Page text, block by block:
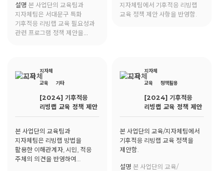
설명 본 사업단의 교육팀과
지자체팀은 서대문구 특화
기후적응 리빙랩 교육 필요성과
관련 프로그램 정책 제안을
지자체팀에서 기후적응 리빙랩
교육 정책 제안 사항을 반영함.
지자체
교육
기타
[2024] 기후적응
리빙랩 교육 정책 제안
본 사업단의 교육팀과
지자체팀은 리빙랩 방법을
활용한 이해관계자, 시민, 적응
주체의 의견을 반영하여
지자체
교육
정책활용
[2024] 기후적응
리빙랩 교육 정책 제안
본 사업단의 교육/지자체팀에서
기후적응 리빙랩 교육 정책을
제안함.
설명 본 사업단의 교육/